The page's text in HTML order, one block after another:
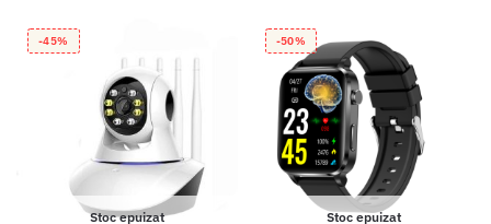
-45%
Stoc epuizat
-50%
Stoc epuizat